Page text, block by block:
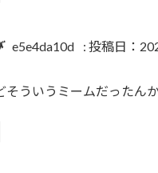
e5e4da10d : 投稿日：
そういうミームだったん